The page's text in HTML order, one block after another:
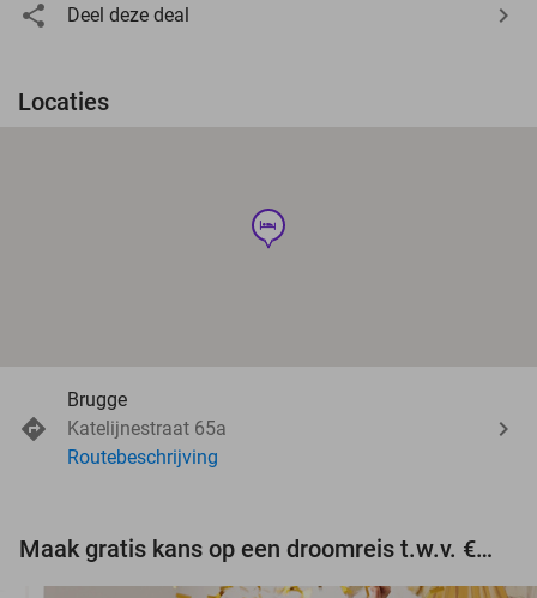
Deel deze deal
Locaties
hotel
Brugge
Katelijnestraat 65a
Routebeschrijving
Maak gratis kans op een droomreis t.w.v. €3.000!